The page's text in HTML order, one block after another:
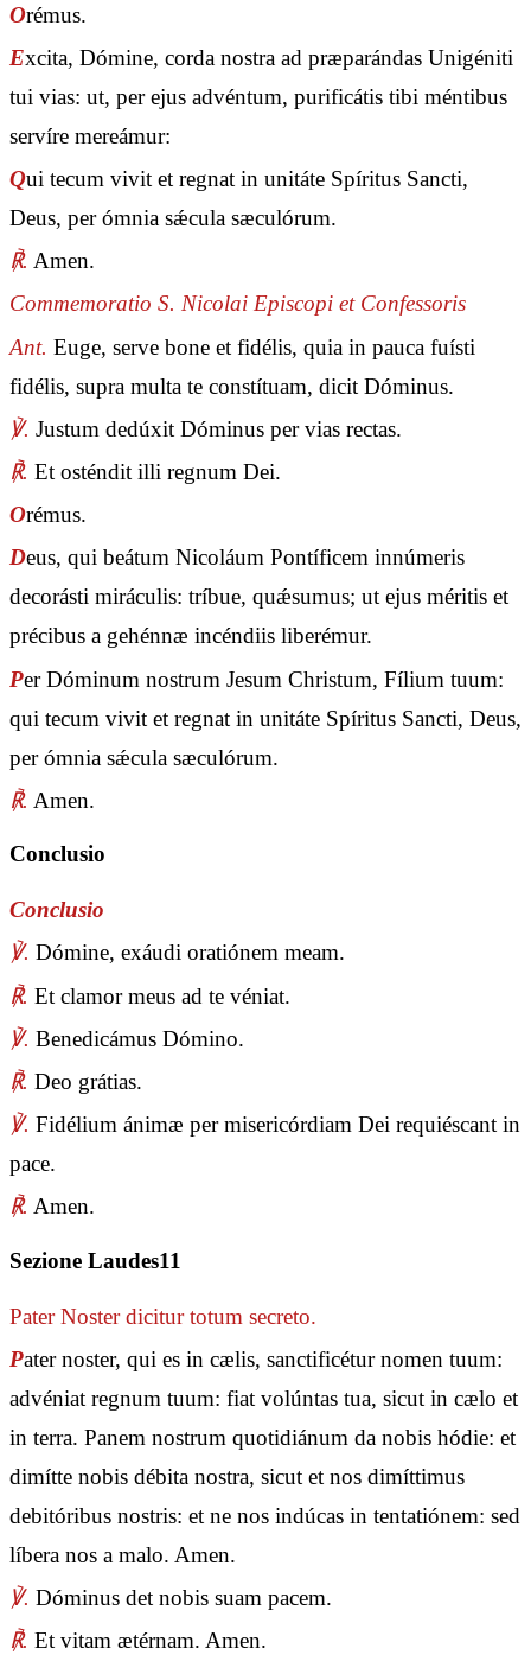
Orémus.
Excita, Dómine, corda nostra ad præparándas Unigéniti
tui vias: ut, per ejus advéntum, purificátis tibi méntibus
servíre mereámur:
Qui tecum vivit et regnat in unitáte Spíritus Sancti,
Deus, per ómnia sǽcula sæculórum.
℟. Amen.
Commemoratio S. Nicolai Episcopi et Confessoris
Ant. Euge, serve bone et fidélis, quia in pauca fuísti
fidélis, supra multa te constítuam, dicit Dóminus.
℣. Justum dedúxit Dóminus per vias rectas.
℟. Et osténdit illi regnum Dei.
Orémus.
Deus, qui beátum Nicoláum Pontíficem innúmeris
decorásti miráculis: tríbue, quǽsumus; ut ejus méritis et
précibus a gehénnæ incéndiis liberémur.
Per Dóminum nostrum Jesum Christum, Fílium tuum:
qui tecum vivit et regnat in unitáte Spíritus Sancti, Deus,
per ómnia sǽcula sæculórum.
℟. Amen.
Conclusio
Conclusio
℣. Dómine, exáudi oratiónem meam.
℟. Et clamor meus ad te véniat.
℣. Benedicámus Dómino.
℟. Deo grátias.
℣. Fidélium ánimæ per misericórdiam Dei requiéscant in
pace.
℟. Amen.
Sezione Laudes11
Pater Nosterdicitur totum secreto.
Pater noster, qui es in cælis, sanctificétur nomen tuum:
advéniat regnum tuum: fiat volúntas tua, sicut in cælo et
in terra. Panem nostrum quotidiánum da nobis hódie: et
dimítte nobis débita nostra, sicut et nos dimíttimus
debitóribus nostris: et ne nos indúcas in tentatiónem: sed
líbera nos a malo. Amen.
℣. Dóminus det nobis suam pacem.
℟. Et vitam ætérnam. Amen.